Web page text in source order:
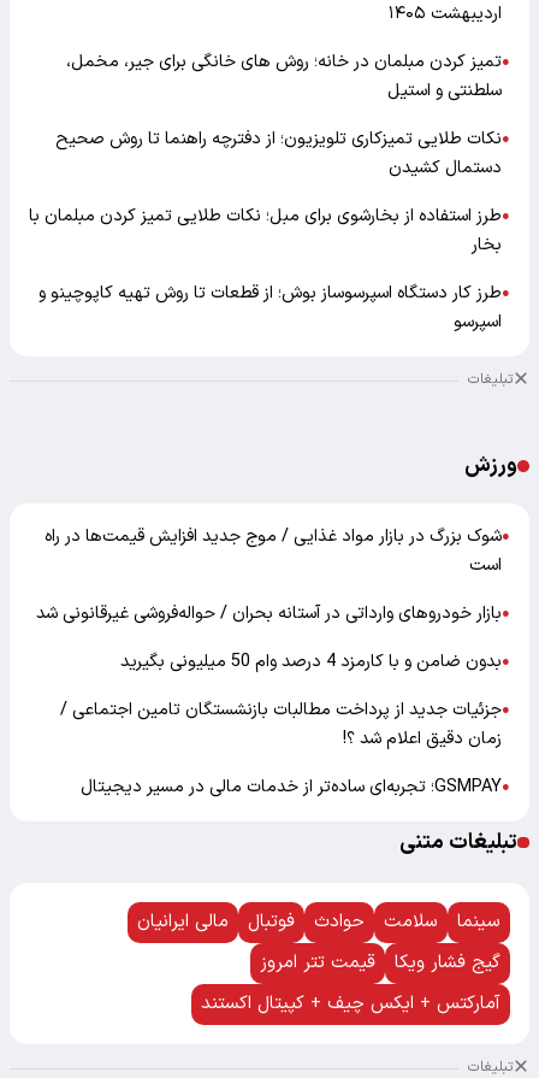
اردیبهشت ۱۴۰۵
●تمیز کردن مبلمان در خانه؛ روش های خانگی برای جیر، مخمل،
سلطنتی و استیل
●نکات طلایی تمیزکاری تلویزیون؛ از دفترچه راهنما تا روش صحیح
دستمال کشیدن
●طرز استفاده از بخارشوی برای مبل؛ نکات طلایی تمیز کردن مبلمان با
بخار
●طرز کار دستگاه اسپرسوساز بوش؛ از قطعات تا روش تهیه کاپوچینو و
اسپرسو
تبلیغات
ورزش
●شوک بزرگ در بازار مواد غذایی / موج جدید افزایش قیمت‌ها در راه
است
●بازار خودرو‌های وارداتی در آستانه بحران / حواله‌فروشی غیرقانونی شد
●بدون ضامن و با کارمزد 4 درصد وام 50 میلیونی بگیرید
●جزئیات جدید از پرداخت مطالبات بازنشستگان تامین اجتماعی /
زمان دقیق اعلام شد ؟!
●GSMPAY؛ تجربه‌ای ساده‌تر از خدمات مالی در مسیر دیجیتال
تبلیغات متنی
سینما سلامت حوادث فوتبال
مالی ایرانیان
گیج فشار ویکا
قیمت تتر امروز
آمارکتس + ایکس چیف + کپیتال اکستند
تبلیغات